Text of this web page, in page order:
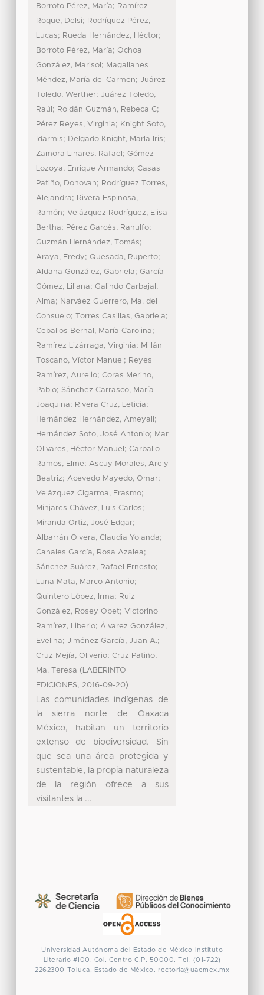
Borroto Pérez, María; Ramírez
Roque, Delsi; Rodríguez Pérez,
Lucas; Rueda Hernández, Héctor;
Borroto Pérez, María; Ochoa
González, Marisol ; Magallanes
Méndez, María del Carmen; Juárez
Toledo, Werther; Juárez Toledo,
Raúl ; Roldán Guzmán, Rebeca C;
Pérez Reyes, Virginia; Knight Soto,
Idarmis; Delgado Knight, Marla Iris;
Zamora Linares, Rafael ; Gómez
Lozoya, Enrique Armando; Casas
Patiño, Donovan; Rodríguez Torres,
Alejandra; Rivera Espinosa,
Ramón; Velázquez Rodríguez, Elisa
Bertha; Pérez Garcés, Ranulfo;
Guzmán Hernández, Tomás;
Araya, Fredy; Quesada, Ruperto;
Aldana González, Gabriela; García
Gómez, Liliana; Galindo Carbajal,
Alma; Narváez Guerrero, Ma. del
Consuelo; Torres Casillas, Gabriela;
Ceballos Bernal, María Carolina;
Ramírez Lizárraga, Virginia; Millán
Toscano, Víctor Manuel ; Reyes
Ramírez, Aurelio; Coras Merino,
Pablo; Sánchez Carrasco, María
Joaquina; Rivera Cruz, Leticia;
Hernández Hernández, Ameyali;
Hernández Soto, José Antonio; Mar
Olivares, Héctor Manuel ; Carballo
Ramos, Elme; Ascuy Morales, Arely
Beatriz; Acevedo Mayedo, Omar;
Velázquez Cigarroa, Erasmo;
Minjares Chávez, Luis Carlos;
Miranda Ortiz, José Edgar;
Albarrán Olvera, Claudia Yolanda;
Canales García, Rosa Azalea;
Sánchez Suárez, Rafael Ernesto;
Luna Mata, Marco Antonio;
Quintero López, Irma; Ruiz
González, Rosey Obet; Victorino
Ramírez, Liberio; Álvarez González,
Evelina; Jiménez García, Juan A.;
Cruz Mejía, Oliverio; Cruz Patiño,
Ma. Teresa ( LABERINTO
EDICIONES, 2016-09-20)
Las comunidades indígenas de
la sierra norte de Oaxaca
México, habitan un territorio
extenso de biodiversidad. Sin
que sea una área protegida y
sustentable, la propia naturaleza
de la región ofrece a sus
visitantes la ...
Universidad Autónoma del Estado de México
Instituto
Literario #100. Col. Centro C.P. 50000. Tel. (01-722)
2262300 Toluca, Estado de México. rectoria@uaemex.mx